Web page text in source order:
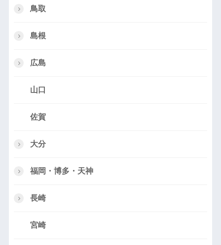
鳥取
島根
広島
山口
佐賀
大分
福岡・博多・天神
長崎
宮崎